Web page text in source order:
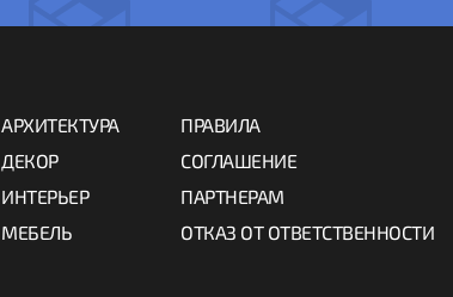
АРХИТЕКТУРА
ДЕКОР
ИНТЕРЬЕР
МЕБЕЛЬ
ПРАВИЛА
СОГЛАШЕНИЕ
ПАРТНЕРАМ
ОТКАЗ ОТ ОТВЕТСТВЕННОСТИ